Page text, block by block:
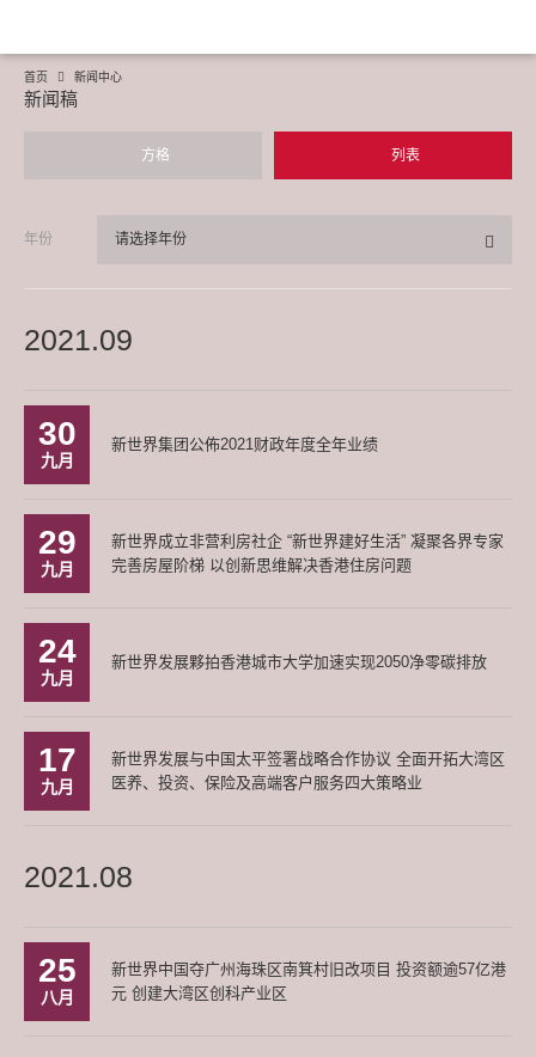
首页 新闻中心
新闻稿
方格 列表
年份 请选择年份
2021.09
30
九月
新世界集团公佈2021财政年度全年业绩
29
九月
新世界成立非营利房社企 “新世界建好生活” 凝聚各界专家
完善房屋阶梯 以创新思维解决香港住房问题
24
九月
新世界发展夥拍香港城市大学加速实现2050净零碳排放
17
九月
新世界发展与中国太平签署战略合作协议 全面开拓大湾区
医养、投资、保险及高端客户服务四大策略业
2021.08
25
八月
新世界中国夺广州海珠区南箕村旧改项目 投资额逾57亿港
元 创建大湾区创科产业区